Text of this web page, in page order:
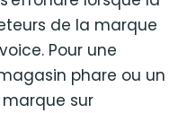
de la marque
Pour une
phare ou un
sur